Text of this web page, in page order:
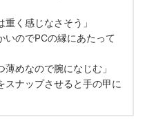
重く感じなさそう」
いのでPCの縁にあたって
薄めなので腕になじむ」
スナップさせると手の甲に